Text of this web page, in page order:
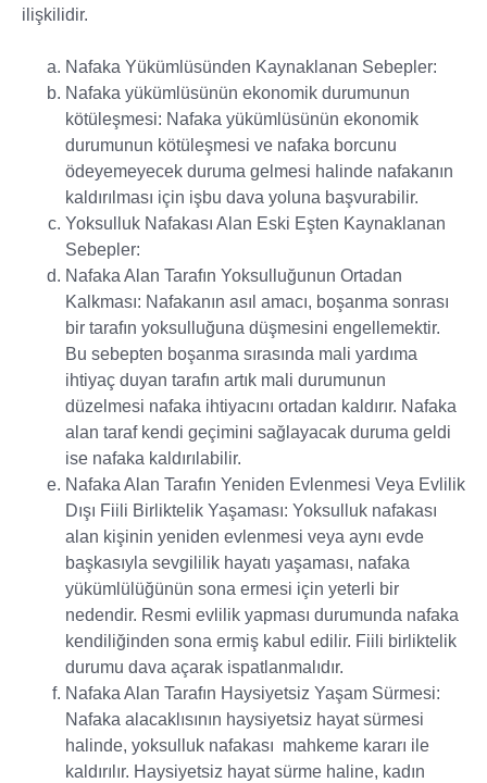
ilişkilidir.
Nafaka Yükümlüsünden Kaynaklanan Sebepler:
Nafaka yükümlüsünün ekonomik durumunun
kötüleşmesi: Nafaka yükümlüsünün ekonomik
durumunun kötüleşmesi ve nafaka borcunu
ödeyemeyecek duruma gelmesi halinde nafakanın
kaldırılması için işbu dava yoluna başvurabilir.
Yoksulluk Nafakası Alan Eski Eşten Kaynaklanan
Sebepler:
Nafaka Alan Tarafın Yoksulluğunun Ortadan
Kalkması: Nafakanın asıl amacı, boşanma sonrası
bir tarafın yoksulluğuna düşmesini engellemektir.
Bu sebepten boşanma sırasında mali yardıma
ihtiyaç duyan tarafın artık mali durumunun
düzelmesi nafaka ihtiyacını ortadan kaldırır. Nafaka
alan taraf kendi geçimini sağlayacak duruma geldi
ise nafaka kaldırılabilir.
Nafaka Alan Tarafın Yeniden Evlenmesi Veya Evlilik
Dışı Fiili Birliktelik Yaşaması: Yoksulluk nafakası
alan kişinin yeniden evlenmesi veya aynı evde
başkasıyla sevgililik hayatı yaşaması, nafaka
yükümlülüğünün sona ermesi için yeterli bir
nedendir. Resmi evlilik yapması durumunda nafaka
kendiliğinden sona ermiş kabul edilir. Fiili birliktelik
durumu dava açarak ispatlanmalıdır.
Nafaka Alan Tarafın Haysiyetsiz Yaşam Sürmesi:
Nafaka alacaklısının haysiyetsiz hayat sürmesi
halinde, yoksulluk nafakası mahkeme kararı ile
kaldırılır. Haysiyetsiz hayat sürme haline, kadın